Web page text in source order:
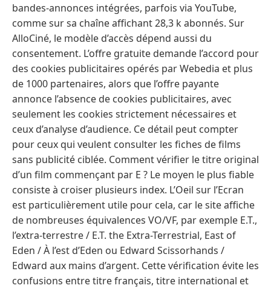
bandes-annonces intégrées, parfois via YouTube,
comme sur sa chaîne affichant 28,3 k abonnés. Sur
AlloCiné, le modèle d’accès dépend aussi du
consentement. L’offre gratuite demande l’accord pour
des cookies publicitaires opérés par Webedia et plus
de 1000 partenaires, alors que l’offre payante
annonce l’absence de cookies publicitaires, avec
seulement les cookies strictement nécessaires et
ceux d’analyse d’audience. Ce détail peut compter
pour ceux qui veulent consulter les fiches de films
sans publicité ciblée. Comment vérifier le titre original
d’un film commençant par E ? Le moyen le plus fiable
consiste à croiser plusieurs index. L’Oeil sur l’Ecran
est particulièrement utile pour cela, car le site affiche
de nombreuses équivalences VO/VF, par exemple E.T.,
l’extra-terrestre / E.T. the Extra-Terrestrial, East of
Eden / À l’est d’Eden ou Edward Scissorhands /
Edward aux mains d’argent. Cette vérification évite les
confusions entre titre français, titre international et